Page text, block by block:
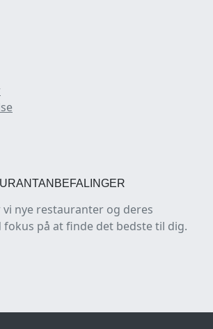
nye restauranter og deres
på at finde det bedste til dig.